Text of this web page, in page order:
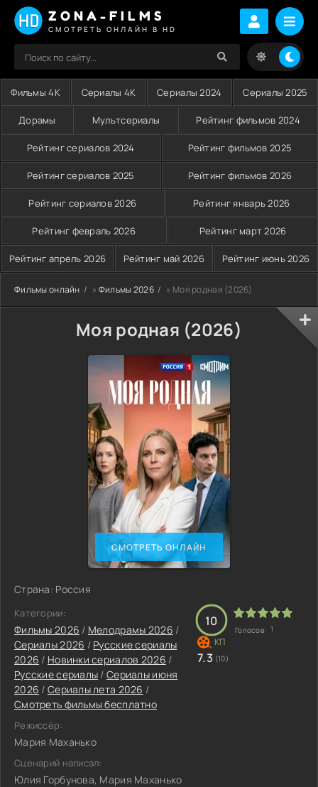
ZONA-FILMS
СМОТРЕТЬ ОНЛАЙН В HD
Фильмы 4K Сериалы 4K Сериалы 2024 Сериалы 2025
Дорамы Мультсериалы Рейтинг фильмов 2024
Рейтинг сериалов 2024 Рейтинг фильмов 2025
Рейтинг сериалов 2025 Рейтинг фильмов 2026
Рейтинг сериалов 2026 Рейтинг январь 2026
Рейтинг февраль 2026 Рейтинг март 2026
Рейтинг апрель 2026 Рейтинг май 2026 Рейтинг июнь 2026
Фильмы онлайн » Фильмы 2026 » Моя родная (2026)
Моя родная (2026)
СМОТРЕТЬ ОНЛАЙН
Страна: Россия
Категории:
Фильмы 2026 / Мелодрамы 2026 /
Сериалы 2026 / Русские сериалы
2026 / Новинки сериалов 2026 /
Русские сериалы /Сериалы июня
2026 / Сериалы лета 2026 /
Смотреть фильмы бесплатно
Режиссёр:
Мария Маханько
Сценарий написал:
Юлия Горбунова, Мария Маханько
10
Голосов: 1
7.3 (10)